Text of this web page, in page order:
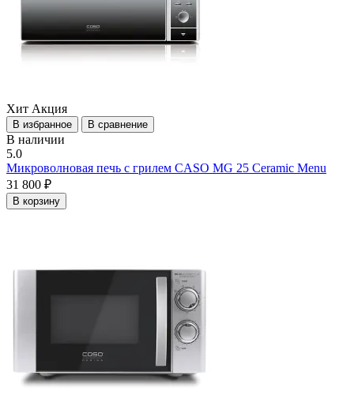
Хит Акция
В избранное В сравнение
В наличии
5.0
Микроволновая печь с грилем CASO MG 25 Ceramic Menu
31 800 ₽
В корзину